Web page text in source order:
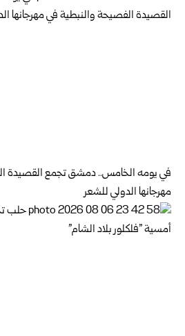
في يومه الخامس.. دمشق تجمع القصيدة
مهرجانها الدولي للشعر